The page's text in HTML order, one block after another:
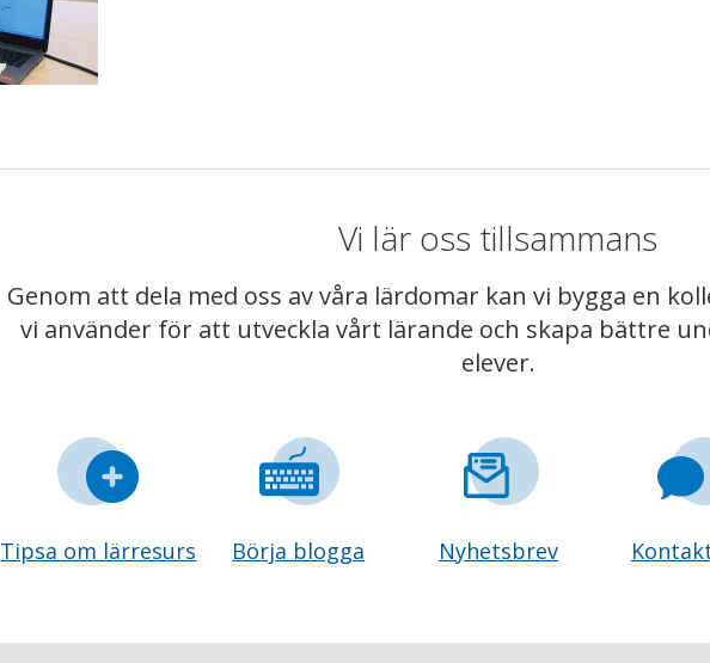
Vi lär oss tillsammans
Genom att dela med oss av våra lärdomar kan vi bygga en
vi använder för att utveckla vårt lärande och skapa bättre
elever.
Tipsa om lärresurs Börja blogga Nyhetsbrev